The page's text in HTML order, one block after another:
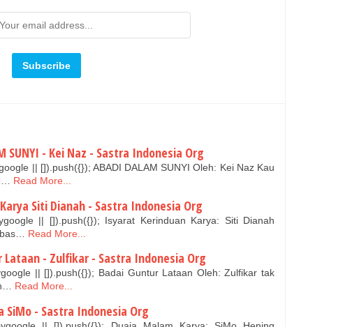
SUNYI - Kei Naz - Sastra Indonesia Org
|| []).push({}); ABADI DALAM SUNYI Oleh: Kei Naz Kau
Read More...
Siti Dianah - Sastra Indonesia Org
|| []).push({}); Isyarat Kerinduan Karya: Siti Dianah
Read More...
Lataan - Zulfikar - Sastra Indonesia Org
|| []).push({}); Badai Guntur Lataan Oleh: Zulfikar tak
Read More...
SiMo - Sastra Indonesia Org